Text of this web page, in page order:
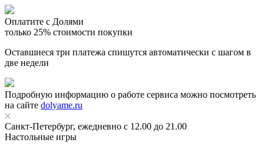
Оплатите с Долями
только 25% стоимости покупки
Оставшиеся три платежа спишутся автоматически с шагом в
две недели
Подробную информацию о работе сервиса можно посмотреть
на сайте dolyame.ru
Санкт-Петербург, ежедневно с 12.00 до 21.00
Настольные игры